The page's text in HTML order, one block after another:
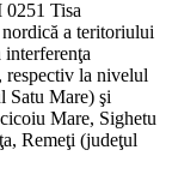
Tisa
a teritoriului
respectiv la nivelul
Satu Mare) şi
Mare, Sighetu
Remeţi (judeţul